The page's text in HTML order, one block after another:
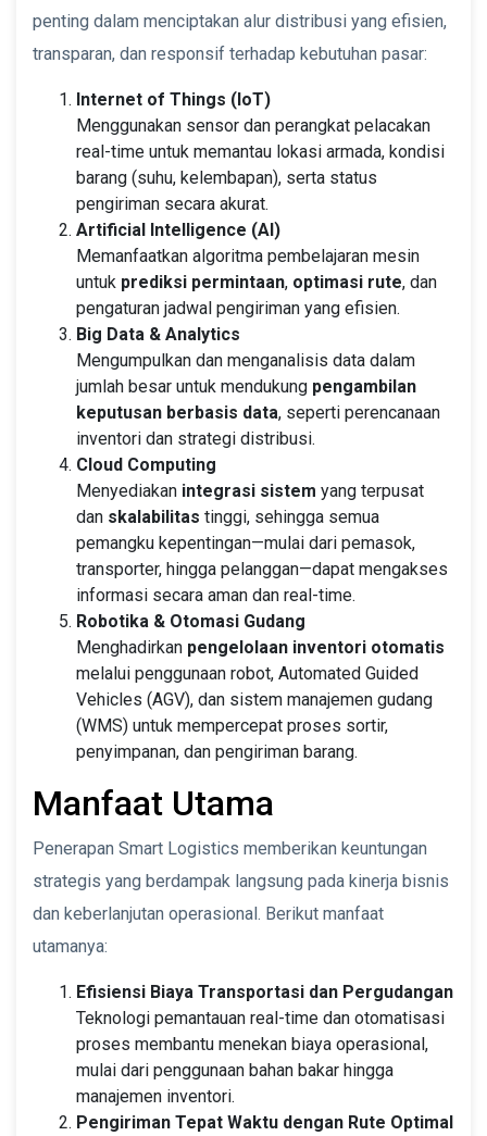
penting dalam menciptakan alur distribusi yang efisien,
transparan, dan responsif terhadap kebutuhan pasar:
Internet of Things (IoT)
Menggunakan sensor dan perangkat pelacakan
real-time untuk memantau lokasi armada, kondisi
barang (suhu, kelembapan), serta status
pengiriman secara akurat.
Artificial Intelligence (AI)
Memanfaatkan algoritma pembelajaran mesin
untuk prediksi permintaan, optimasi rute, dan
pengaturan jadwal pengiriman yang efisien.
Big Data & Analytics
Mengumpulkan dan menganalisis data dalam
jumlah besar untuk mendukung pengambilan
keputusan berbasis data, seperti perencanaan
inventori dan strategi distribusi.
Cloud Computing
Menyediakan integrasi sistem yang terpusat
dan skalabilitas tinggi, sehingga semua
pemangku kepentingan—mulai dari pemasok,
transporter, hingga pelanggan—dapat mengakses
informasi secara aman dan real-time.
Robotika & Otomasi Gudang
Menghadirkan pengelolaan inventori otomatis
melalui penggunaan robot, Automated Guided
Vehicles (AGV), dan sistem manajemen gudang
(WMS) untuk mempercepat proses sortir,
penyimpanan, dan pengiriman barang.
Manfaat Utama
Penerapan Smart Logistics memberikan keuntungan
strategis yang berdampak langsung pada kinerja bisnis
dan keberlanjutan operasional. Berikut manfaat
utamanya:
Efisiensi Biaya Transportasi dan Pergudangan
Teknologi pemantauan real-time dan otomatisasi
proses membantu menekan biaya operasional,
mulai dari penggunaan bahan bakar hingga
manajemen inventori.
Pengiriman Tepat Waktu dengan Rute Optimal